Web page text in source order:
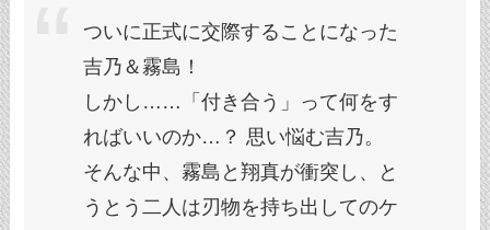
ついに正式に交際することになった
吉乃＆霧島！
しかし……「付き合う」って何をす
ればいいのか…？ 思い悩む吉乃。
そんな中、霧島と翔真が衝突し、と
うとう二人は刃物を持ち出してのケ